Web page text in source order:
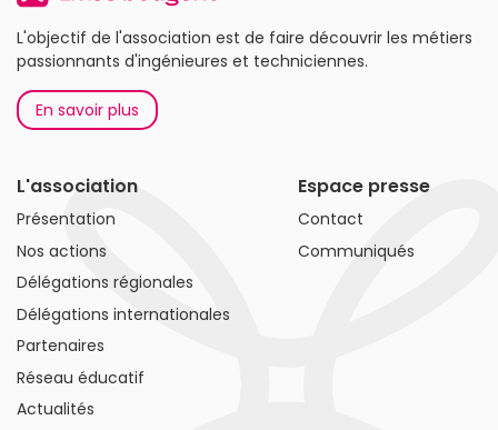
L'objectif de l'association est de faire découvrir les métiers
passionnants d'ingénieures et techniciennes.
En savoir plus
L'association
Présentation
Nos actions
Délégations régionales
Délégations internationales
Partenaires
Réseau éducatif
Actualités
Espace presse
Contact
Communiqués